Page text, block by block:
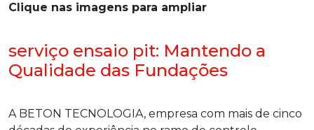
Clique nas imagens para ampliar
serviço ensaio pit: Mantendo a
Qualidade das Fundações
A BETON TECNOLOGIA, empresa com mais de cinco